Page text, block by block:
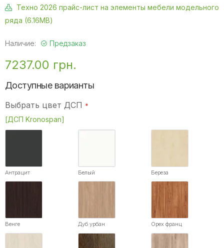
Техно 2026 прайс-лист на элементы мебели модельного
ряда (6.16MB)
Наличие: Предзаказ
7237.00 грн.
Доступные варианты
Выбрать цвет ДСП
[ДСП Kronospan]
Антрацит Белый Береза
Венге Дуб урбан Орех франц